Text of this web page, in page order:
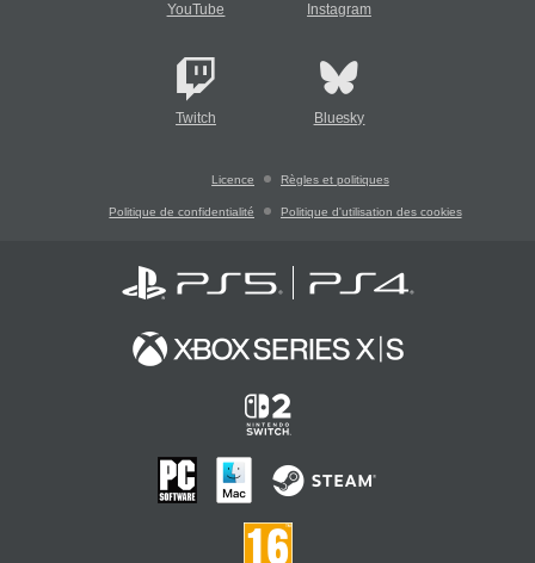
YouTube Instagram
Twitch Bluesky
Licence Règles et politiques
Politique de confidentialité Politique d'utilisation des cookies